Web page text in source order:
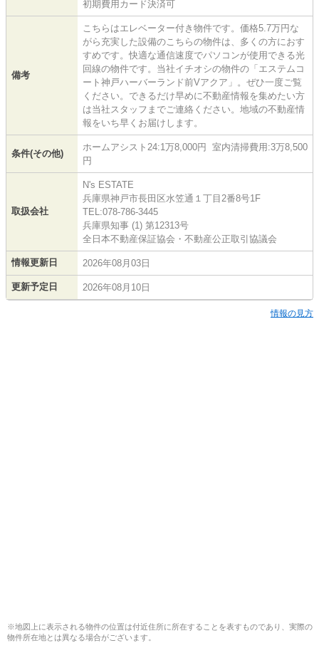
初期費用カード決済可
備考
こちらはエレベーター付き物件です。価格5.7万円な
がら充実した設備のこちらの物件は、多くの方におす
すめです。快適な通信速度でパソコンが使用できる光
回線の物件です。当社イチオシの物件の「エステムコ
ート神戸ハーバーランド前Vアクア」。ぜひ一度ご覧
ください。できるだけ早めに不動産情報を集めたい方
は当社スタッフまでご連絡ください。地域の不動産情
報をいち早くお届けします。
条件(その他)
ホームアシスト24:1万8,000円 室内清掃費用:3万8,500
円
取扱会社
N's ESTATE
兵庫県神戸市長田区水笠通１丁目2番8号1F
TEL:078-786-3445
兵庫県知事 (1) 第12313号
全日本不動産保証協会・不動産公正取引協議会
情報更新日 2026年08月03日
更新予定日 2026年08月10日
情報の見方
※地図上に表示される物件の位置は付近住所に所在することを表すものであり、実際の
物件所在地とは異なる場合がございます。